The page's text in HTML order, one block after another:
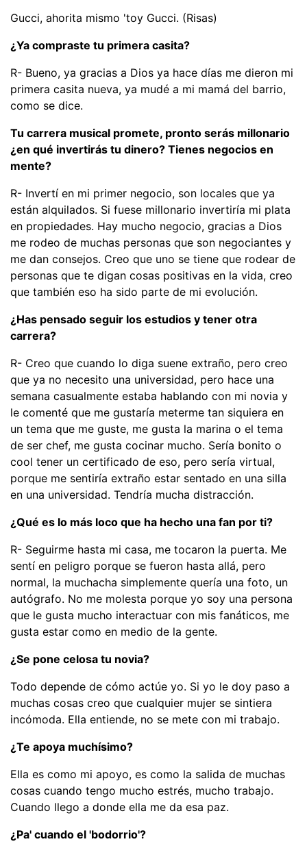
Gucci, ahorita mismo 'toy Gucci. (Risas)
¿Ya compraste tu primera casita?
R- Bueno, ya gracias a Dios ya hace días me dieron mi
primera casita nueva, ya mudé a mi mamá del barrio,
como se dice.
Tu carrera musical promete, pronto serás millonario
¿en qué invertirás tu dinero? Tienes negocios en
mente?
R- Invertí en mi primer negocio, son locales que ya
están alquilados. Si fuese millonario invertiría mi plata
en propiedades. Hay mucho negocio, gracias a Dios
me rodeo de muchas personas que son negociantes y
me dan consejos. Creo que uno se tiene que rodear de
personas que te digan cosas positivas en la vida, creo
que también eso ha sido parte de mi evolución.
¿Has pensado seguir los estudios y tener otra
carrera?
R- Creo que cuando lo diga suene extraño, pero creo
que ya no necesito una universidad, pero hace una
semana casualmente estaba hablando con mi novia y
le comenté que me gustaría meterme tan siquiera en
un tema que me guste, me gusta la marina o el tema
de ser chef, me gusta cocinar mucho. Sería bonito o
cool tener un certificado de eso, pero sería virtual,
porque me sentiría extraño estar sentado en una silla
en una universidad. Tendría mucha distracción.
¿Qué es lo más loco que ha hecho una fan por ti?
R- Seguirme hasta mi casa, me tocaron la puerta. Me
sentí en peligro porque se fueron hasta allá, pero
normal, la muchacha simplemente quería una foto, un
autógrafo. No me molesta porque yo soy una persona
que le gusta mucho interactuar con mis fanáticos, me
gusta estar como en medio de la gente.
¿Se pone celosa tu novia?
Todo depende de cómo actúe yo. Si yo le doy paso a
muchas cosas creo que cualquier mujer se sintiera
incómoda. Ella entiende, no se mete con mi trabajo.
¿Te apoya muchísimo?
Ella es como mi apoyo, es como la salida de muchas
cosas cuando tengo mucho estrés, mucho trabajo.
Cuando llego a donde ella me da esa paz.
¿Pa' cuando el 'bodorrio'?